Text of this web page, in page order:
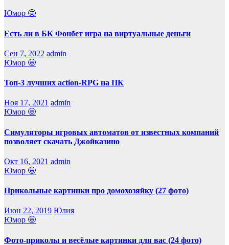
Юмор 🤩
Есть ли в БК Фонбет игра на виртуальные деньги
Сен 7, 2022 admin
Юмор 🤩
Топ-3 лучших action-RPG на ПК
Ноя 17, 2021 admin
Юмор 🤩
Симуляторы игровых автоматов от известных компаний
позволяет скачать Джойказино
Окт 16, 2021 admin
Юмор 🤩
Прикольные картинки про домохозяйку (27 фото)
Июн 22, 2019 Юлия
Юмор 🤩
Фото-приколы и весёлые картинки для вас (24 фото)